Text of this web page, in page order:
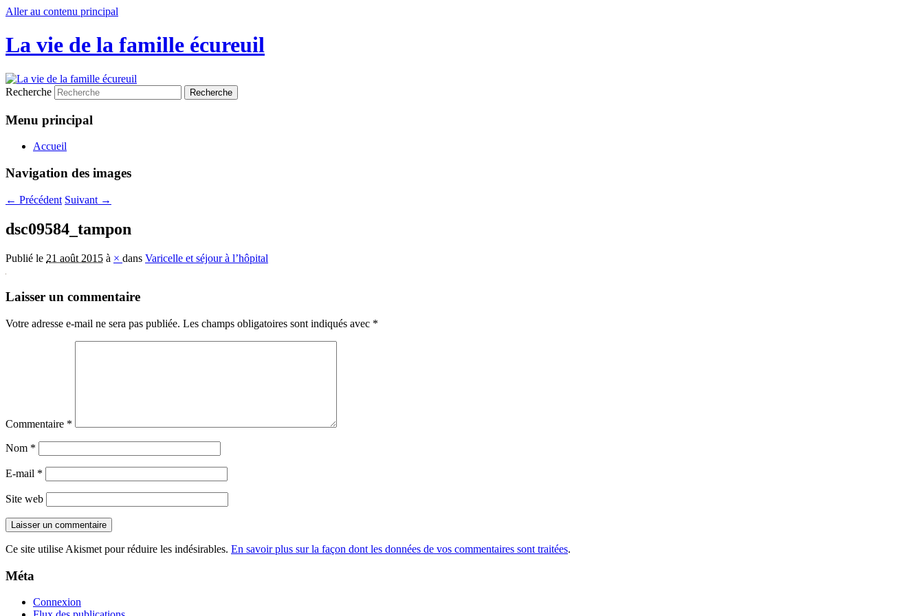
Aller au contenu principal
La vie de la famille écureuil
Recherche
Menu principal
Accueil
Navigation des images
← Précédent Suivant →
dsc09584_tampon
Publié le 21 août 2015 à × dans Varicelle et séjour à l’hôpital
Laisser un commentaire
Votre adresse e-mail ne sera pas publiée. Les champs obligatoires sont indiqués avec *
Commentaire *
Nom *
E-mail *
Site web
Ce site utilise Akismet pour réduire les indésirables. En savoir plus sur la façon dont les données de vos commentaires sont traitées.
Méta
Connexion